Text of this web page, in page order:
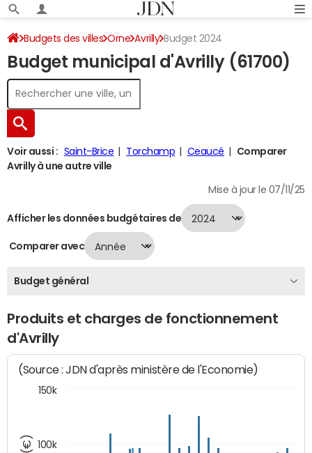
Budgets des villes Orne Avrilly Budget 2024
Budget municipal d'Avrilly (61700)
Voir aussi : Saint-Brice Torchamp Ceaucé
Comparer
Avrilly à une autre ville
Mise à jour le 07/11/25
Afficher les données budgétaires de
Comparer avec
Budget général
Produits et charges de fonctionnement
d'Avrilly
(Source : JDN d'après ministère de l'Economie)
100k
150k